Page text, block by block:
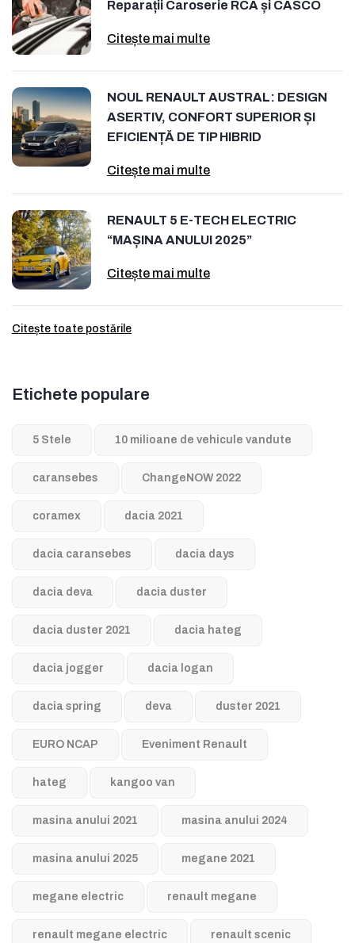
Reparații Caroserie RCA și CASCO
Citește mai multe
NOUL RENAULT AUSTRAL: DESIGN
ASERTIV, CONFORT SUPERIOR ȘI
EFICIENȚĂ DE TIP HIBRID
Citește mai multe
RENAULT 5 E-TECH ELECTRIC
“MAȘINA ANULUI 2025”
Citește mai multe
Citește toate postările
Etichete populare
5 Stele 10 milioane de vehicule vandute
caransebes ChangeNOW 2022
coramex dacia 2021
dacia caransebes dacia days
dacia deva dacia duster
dacia duster 2021 dacia hateg
dacia jogger dacia logan
dacia spring deva duster 2021
EURO NCAP Eveniment Renault
hateg kangoo van
masina anului 2021 masina anului 2024
masina anului 2025 megane 2021
megane electric renault megane
renault megane electric renault scenic